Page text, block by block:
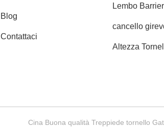
Blog
Contattaci
Lembo
cancello
Altezza
Cina Buona qualità Treppiede tornello